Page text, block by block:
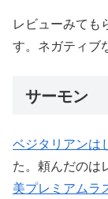
レビューみても
す。ネガティブ
サーモン
ベジタリアンは
た。頼んだのは
美プレミアムラ